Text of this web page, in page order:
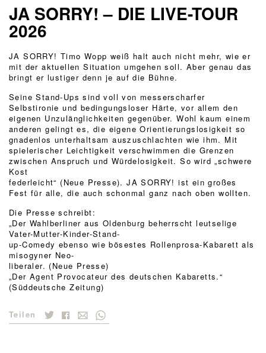
JA SORRY! – DIE LIVE-TOUR
2026
JA SORRY! Timo Wopp weiß halt auch nicht mehr, wie er
mit der aktuellen Situation umgehen soll. Aber genau das
bringt er lustiger denn je auf die Bühne.
Seine Stand-Ups sind voll von messerscharfer
Selbstironie und bedingungsloser Härte, vor allem den
eigenen Unzulänglichkeiten gegenüber. Wohl kaum einem
anderen gelingt es, die eigene Orientierungslosigkeit so
gnadenlos unterhaltsam auszuschlachten wie ihm. Mit
spielerischer Leichtigkeit verschwimmen die Grenzen
zwischen Anspruch und Würdelosigkeit. So wird „schwere
Kost
federleicht“ (Neue Presse). JA SORRY! ist ein großes
Fest für alle, die auch schonmal ganz nach oben wollten.
Die Presse schreibt:
„Der Wahlberliner aus Oldenburg beherrscht leutselige
Vater-Mutter-Kinder-Stand-
up-Comedy ebenso wie bösestes Rollenprosa-Kabarett als
misogyner Neo-
liberaler. (Neue Presse)
„Der Agent Provocateur des deutschen Kabaretts.“
(Süddeutsche Zeitung)
Teilen